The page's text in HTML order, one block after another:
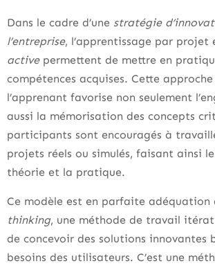
Dans le cadre d’une stratégie
l’entreprise, l’apprentissage par projet
activepermettent de mettre en
compétences acquises. Cette
l’apprenant favorise non seulement
aussi la mémorisation des concepts
participants sont encouragés à
projets réels ou simulés, faisant ainsi
théorie et la pratique.
Ce modèle est en parfaite adéquation
thinking, une méthode de travail
de concevoir des solutions innovantes
besoins des utilisateurs. C’est une